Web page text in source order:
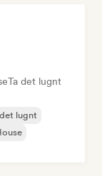
Ta det lugnt
lugnt